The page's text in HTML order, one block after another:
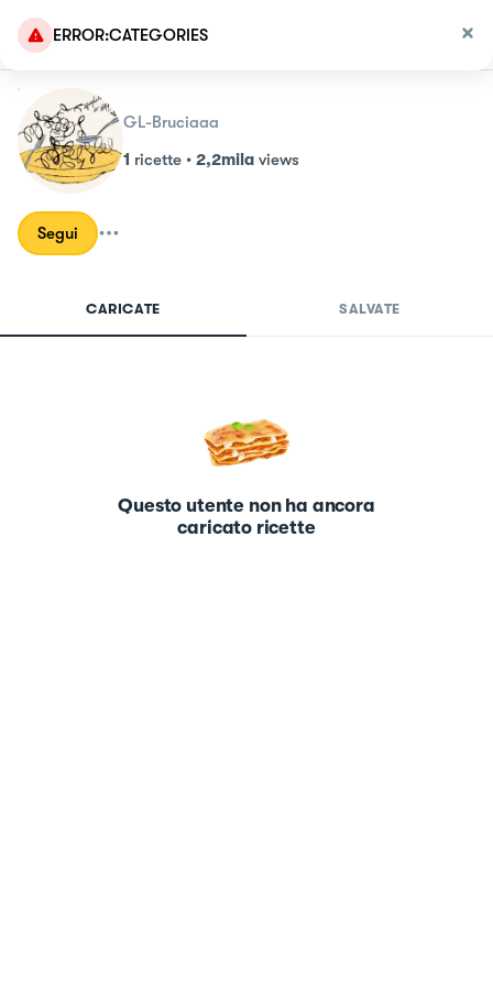
ERROR:CATEGORIES
GL-Bruciaaa
1 ricette • 2,2mila views
Segui
CARICATE SALVATE
Questo utente non ha ancora
caricato ricette